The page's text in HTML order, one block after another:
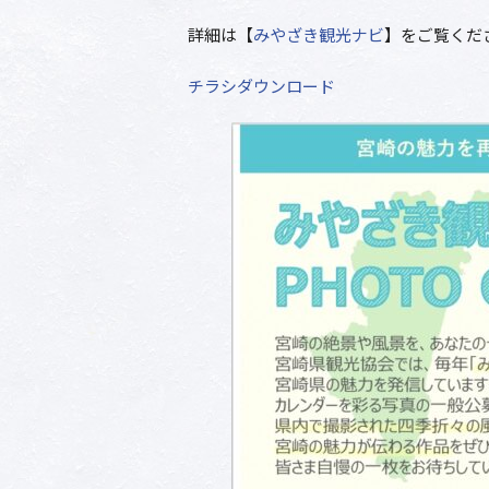
詳細は【みやざき観光ナビ】をご覧くだ
チラシダウンロード